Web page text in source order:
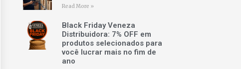
Read More »
Black Friday Veneza
Distribuidora: 7% OFF em
produtos selecionados para
você lucrar mais no fim de
ano